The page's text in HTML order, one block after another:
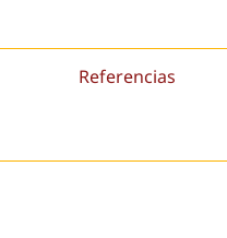
Referencias